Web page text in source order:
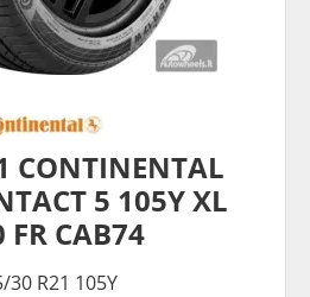
CONTINENTAL
5 105Y XL
FR CAB74
30 R21 105Y